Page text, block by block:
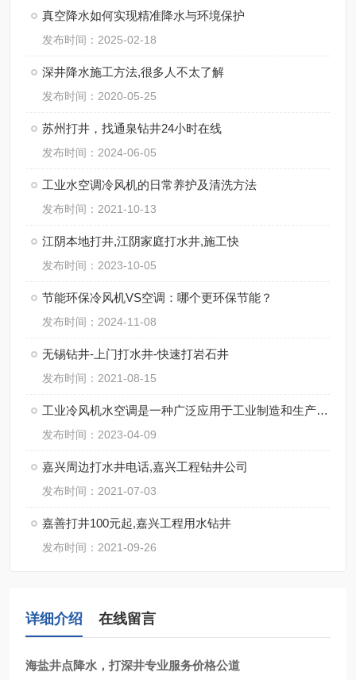
真空降水如何实现精准降水与环境保护
发布时间：2025-02-18
深井降水施工方法,很多人不太了解
发布时间：2020-05-25
苏州打井，找通泉钻井24小时在线
发布时间：2024-06-05
工业水空调冷风机的日常养护及清洗方法
发布时间：2021-10-13
江阴本地打井,江阴家庭打水井,施工快
发布时间：2023-10-05
节能环保冷风机VS空调：哪个更环保节能？
发布时间：2024-11-08
无锡钻井-上门打水井-快速打岩石井
发布时间：2021-08-15
工业冷风机水空调是一种广泛应用于工业制造和生产中的制冷系统
发布时间：2023-04-09
嘉兴周边打水井电话,嘉兴工程钻井公司
发布时间：2021-07-03
嘉善打井100元起,嘉兴工程用水钻井
发布时间：2021-09-26
详细介绍 在线留言
海盐井点降水，打深井专业服务价格公道